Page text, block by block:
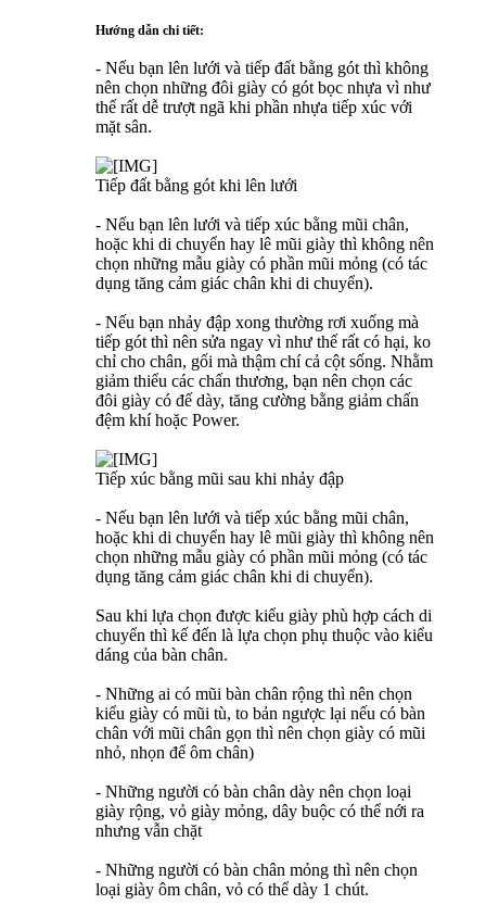
Hướng dẫn chi tiết:
- Nếu bạn lên lưới và tiếp đất bằng gót thì không
nên chọn những đôi giày có gót bọc nhựa vì như
thế rất dễ trượt ngã khi phần nhựa tiếp xúc với
mặt sân.
Tiếp đất bằng gót khi lên lưới
- Nếu bạn lên lưới và tiếp xúc bằng mũi chân,
hoặc khi di chuyển hay lê mũi giày thì không nên
chọn những mẫu giày có phần mũi mỏng (có tác
dụng tăng cảm giác chân khi di chuyển).
- Nếu bạn nhảy đập xong thường rơi xuống mà
tiếp gót thì nên sửa ngay vì như thế rất có hại, ko
chỉ cho chân, gối mà thậm chí cả cột sống. Nhằm
giảm thiểu các chấn thương, bạn nên chọn các
đôi giày có đế dày, tăng cường bằng giảm chấn
đệm khí hoặc Power.
Tiếp xúc bằng mũi sau khi nhảy đập
- Nếu bạn lên lưới và tiếp xúc bằng mũi chân,
hoặc khi di chuyển hay lê mũi giày thì không nên
chọn những mẫu giày có phần mũi mỏng (có tác
dụng tăng cảm giác chân khi di chuyển).
Sau khi lựa chọn được kiểu giày phù hợp cách di
chuyển thì kế đến là lựa chọn phụ thuộc vào kiểu
dáng của bàn chân.
- Những ai có mũi bàn chân rộng thì nên chọn
kiểu giày có mũi tù, to bản ngược lại nếu có bàn
chân với mũi chân gọn thì nên chọn giày có mũi
nhỏ, nhọn để ôm chân)
- Những người có bàn chân dày nên chọn loại
giày rộng, vỏ giày mỏng, dây buộc có thể nới ra
nhưng vẫn chặt
- Những người có bàn chân mỏng thì nên chọn
loại giày ôm chân, vỏ có thể dày 1 chút.